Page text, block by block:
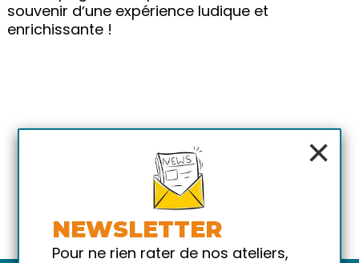
souvenir dʼune expérience ludique et
enrichissante !
×
NEWSLETTER
Pour ne rien rater de nos ateliers,